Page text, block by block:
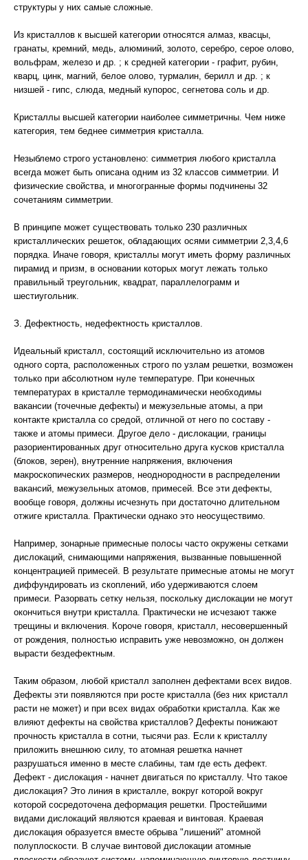
структуры у них самые сложные.
Из кристаллов к высшей категории относятся алмаз, квасцы,
гранаты, кремний, медь, алюминий, золото, серебро, серое олово,
вольфрам, железо и др. ; к средней категории - графит, рубин,
кварц, цинк, магний, белое олово, турмалин, берилл и др. ; к
низшей - гипс, слюда, медный купорос, сегнетова соль и др.
Кристаллы высшей категории наиболее симметричны. Чем ниже
категория, тем беднее симметрия кристалла.
Незыблемо строго установлено: симметрия любого кристалла
всегда может быть описана одним из 32 классов симметрии. И
физические свойства, и многогранные формы подчинены 32
сочетаниям симметрии.
В принципе может существовать только 230 различных
кристаллических решеток, обладающих осями симметрии 2,3,4,6
порядка. Иначе говоря, кристаллы могут иметь форму различных
пирамид и призм, в основании которых могут лежать только
правильный треугольник, квадрат, параллелограмм и
шестиугольник.
З. Дефектность, недефектность кристаллов.
Идеальный кристалл, состоящий исключительно из атомов
одного сорта, расположенных строго по узлам решетки, возможен
только при абсолютном нуле температуре. При конечных
температурах в кристалле термодинамически необходимы
вакансии (точечные дефекты) и межузельные атомы, а при
контакте кристалла со средой, отличной от него по составу -
также и атомы примеси. Другое дело - дислокации, границы
разориентированных друг относительно друга кусков кристалла
(блоков, зерен), внутренние напряжения, включения
макроскопических размеров, неоднородности в распределении
вакансий, межузельных атомов, примесей. Все эти дефекты,
вообще говоря, должны исчезнуть при достаточно длительном
отжиге кристалла. Практически однако это неосуществимо.
Например, зонарные примесные полосы часто окружены сетками
дислокаций, снимающими напряжения, вызванные повышенной
концентрацией примесей. В результате примесные атомы не могут
диффундировать из скоплений, ибо удерживаются слоем
примеси. Разорвать сетку нельзя, поскольку дислокации не могут
окончиться внутри кристалла. Практически не исчезают также
трещины и включения. Короче говоря, кристалл, несовершенный
от рождения, полностью исправить уже невозможно, он должен
вырасти бездефектным.
Таким образом, любой кристалл заполнен дефектами всех видов.
Дефекты эти появляются при росте кристалла (без них кристалл
расти не может) и при всех видах обработки кристалла. Как же
влияют дефекты на свойства кристаллов? Дефекты понижают
прочность кристалла в сотни, тысячи раз. Если к кристаллу
приложить внешнюю силу, то атомная решетка начнет
разрушаться именно в месте слабины, там где есть дефект.
Дефект - дислокация - начнет двигаться по кристаллу. Что такое
дислокация? Это линия в кристалле, вокруг которой вокруг
которой сосредоточена деформация решетки. Простейшими
видами дислокаций являются краевая и винтовая. Краевая
дислокация образуется вместе обрыва "лишений" атомной
полуплоскости. В случае винтовой дислокации атомные